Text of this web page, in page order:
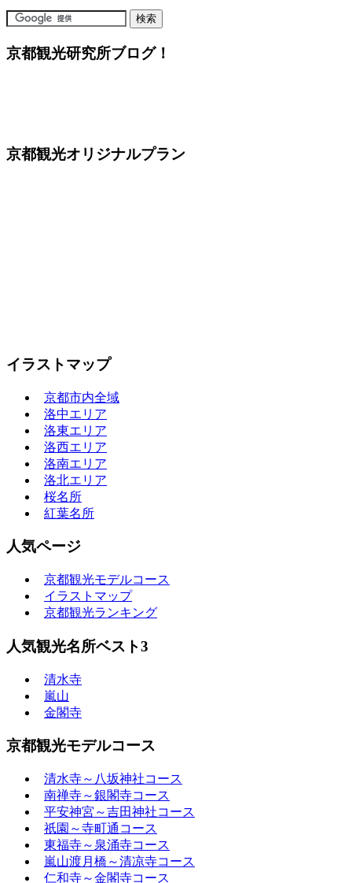
京都観光研究所ブログ！
京都観光オリジナルプラン
イラストマップ
京都市内全域
洛中エリア
洛東エリア
洛西エリア
洛南エリア
洛北エリア
桜名所
紅葉名所
人気ページ
京都観光モデルコース
イラストマップ
京都観光ランキング
人気観光名所ベスト3
清水寺
嵐山
金閣寺
京都観光モデルコース
清水寺～八坂神社コース
南禅寺～銀閣寺コース
平安神宮～吉田神社コース
祇園～寺町通コース
東福寺～泉涌寺コース
嵐山渡月橋～清凉寺コース
仁和寺～金閣寺コース